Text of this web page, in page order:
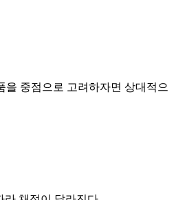
을 중점으로 고려하자면 상대적으